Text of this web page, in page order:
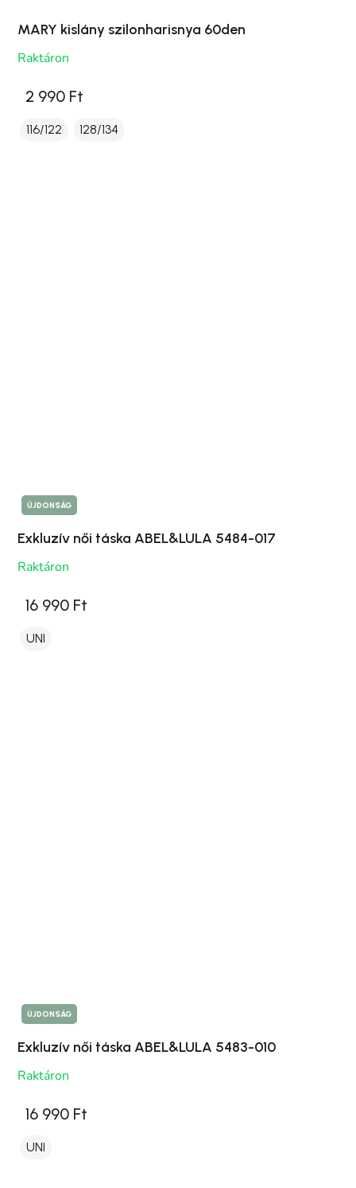
MARY kislány szilonharisnya 60den
Raktáron
2 990 Ft
116/122 128/134
ÚJDONSÁG
Exkluzív női táska ABEL&LULA 5484-017
Raktáron
16 990 Ft
UNI
ÚJDONSÁG
Exkluzív női táska ABEL&LULA 5483-010
Raktáron
16 990 Ft
UNI